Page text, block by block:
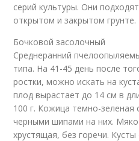
серий культуры. Они
открытом и закрытом грунте.
Бочковой засолочный
Среднеранний
типа. На 41-45 день после
ростки, можно искать на
плод вырастает до 14 см в
100 г. Кожица темно-зеленая
черными шипами на них.
хрустящая, без горечи.